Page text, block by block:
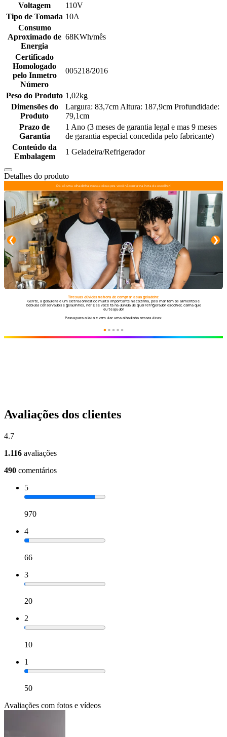
Voltagem
110V
Tipo de Tomada 10A
Consumo
Aproximado de
Energia
68KWh/mês
Certificado
Homologado
pelo Inmetro
Número
005218/2016
Peso do Produto 1,02kg
Dimensões do
Produto
Largura: 83,7cm Altura: 187,9cm Profundidade:
79,1cm
Prazo de
Garantia
1 Ano (3 meses de garantia legal e mas 9 meses
de garantia especial concedida pelo fabricante)
Conteúdo da
Embalagem
1 Geladeira/Refrigerador
Detalhes do produto
Avaliações dos clientes
4.7
1.116 avaliações
490 comentários
5
970
4
66
3
20
2
10
1
50
Avaliações com fotos e vídeos